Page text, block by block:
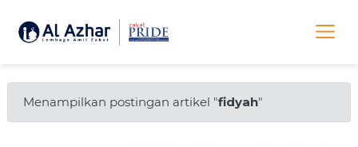
Menampilkan postingan artikel "fidyah"